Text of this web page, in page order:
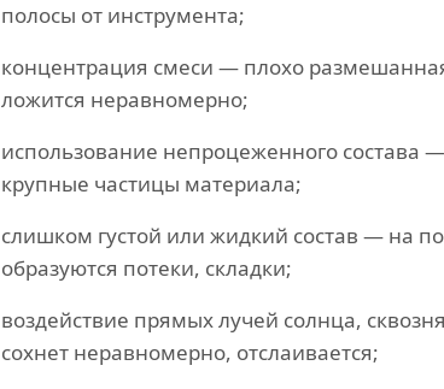
полосы от инструмента;
концентрация смеси — плохо
ложится неравномерно;
использование непроцеженного состава
крупные частицы материала;
слишком густой или жидкий состав — на
образуются потеки, складки;
воздействие прямых лучей солнца,
сохнет неравномерно, отслаивается;